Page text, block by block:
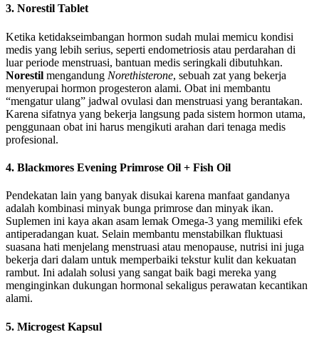
3. Norestil Tablet
Ketika ketidakseimbangan hormon sudah mulai memicu kondisi
medis yang lebih serius, seperti endometriosis atau perdarahan di
luar periode menstruasi, bantuan medis seringkali dibutuhkan.
Norestil mengandung Norethisterone, sebuah zat yang bekerja
menyerupai hormon progesteron alami. Obat ini membantu
“mengatur ulang” jadwal ovulasi dan menstruasi yang berantakan.
Karena sifatnya yang bekerja langsung pada sistem hormon utama,
penggunaan obat ini harus mengikuti arahan dari tenaga medis
profesional.
4. Blackmores Evening Primrose Oil + Fish Oil
Pendekatan lain yang banyak disukai karena manfaat gandanya
adalah kombinasi minyak bunga primrose dan minyak ikan.
Suplemen ini kaya akan asam lemak Omega-3 yang memiliki efek
antiperadangan kuat. Selain membantu menstabilkan fluktuasi
suasana hati menjelang menstruasi atau menopause, nutrisi ini juga
bekerja dari dalam untuk memperbaiki tekstur kulit dan kekuatan
rambut. Ini adalah solusi yang sangat baik bagi mereka yang
menginginkan dukungan hormonal sekaligus perawatan kecantikan
alami.
5. Microgest Kapsul